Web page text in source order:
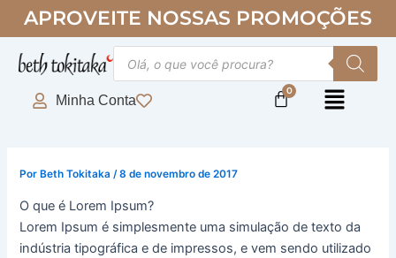
conteúdo
APROVEITE NOSSAS PROMOÇÕES
produtos
Minha Conta
Por Beth Tokitaka/8 de novembro de 2017
O que é Lorem Ipsum?
Lorem Ipsum é simplesmente uma simulação de texto da
indústria tipográfica e de impressos, e vem sendo utilizado